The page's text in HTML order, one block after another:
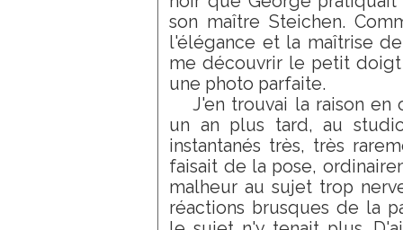
son maître Steichen.
l'élégance et la maîtrise
me découvrir le petit
une photo parfaite.
J'en trouvai la raison en
un an plus tard, au
instantanés très, très
faisait de la pose,
malheur au sujet trop
réactions brusques de la